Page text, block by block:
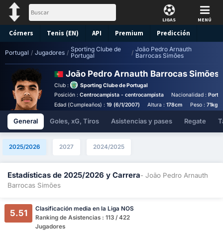
LIGAS MENÚ
Córners Tenis (EN) API Premium Predicción
Portugal / Jugadores / Sporting Clube de
Portugal
/ João Pedro Arnauth
Barrocas Simões
João Pedro Arnauth Barrocas Simões
Club :
Sporting Clube de Portugal
Posición : Centrocampista - centrocampista Nacionalidad :
Edad (Cumpleaños) : 19 (6/1/2007) Altura :178cm Peso : 71kg
General Goles, xG, Tiros Asistencias y pases Regate
2025/2026 2027 2024/2025
Estadísticas de 2025/2026 y Carrera- João Pedro Arnauth
Barrocas Simões
5.51
Clasificación media en la Liga NOS
Ranking de Asistencias : 113 / 422
Jugadores